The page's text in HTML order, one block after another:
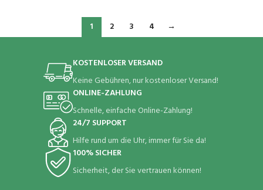
1 2 3 4 →
KOSTENLOSER VERSAND
Keine Gebühren, nur kostenloser Versand!
ONLINE-ZAHLUNG
Schnelle, einfache Online-Zahlung!
24/7 SUPPORT
Hilfe rund um die Uhr, immer für Sie da!
100% SICHER
Sicherheit, der Sie vertrauen können!